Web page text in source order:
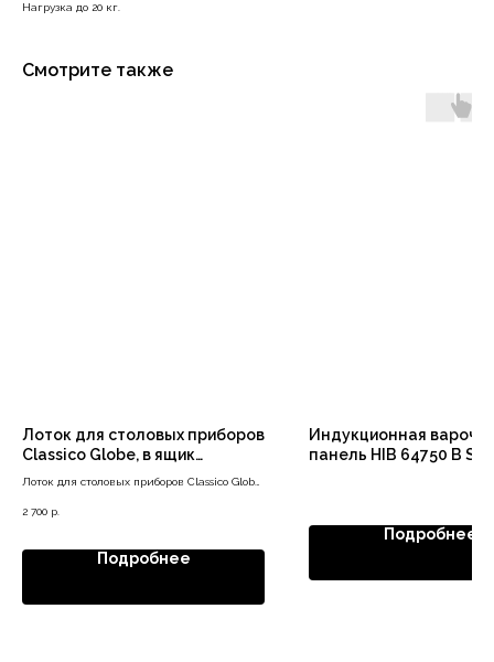
Нагрузка до 20 кг.
Смотрите также
Лоток для столовых приборов
Classico Globe, в ящик
500/500, серый орион
Лоток для столовых приборов Classico Globe,
2 700 р.
Подробнее
Индукционная
панель HIB 64750 B
Подробнее